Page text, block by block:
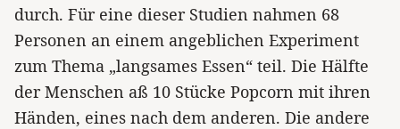
durch. Für eine dieser Studien nahmen 68
Personen an einem angeblichen Experiment
zum Thema „langsames Essen“ teil. Die Hälfte
der Menschen aß 10 Stücke Popcorn mit ihren
Händen, eines nach dem anderen. Die andere